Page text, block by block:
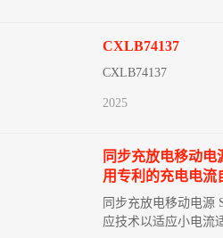
CXLB74137
CXLB74137
2025
同步充放电移动
用专利的充电电流
同步充放电移动电源
应技术以适应小电流